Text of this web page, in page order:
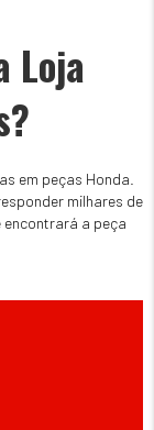
Loja
em peças Honda.
milhares de
a peça